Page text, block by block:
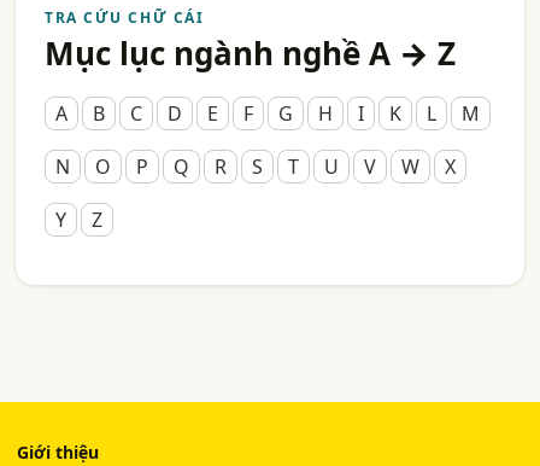
TRA CỨU CHỮ CÁI
Mục lục ngành nghề A → Z
A B C D E F G H I K L
M
N
O P Q R S T U V W
X
Y
Z
Giới thiệu